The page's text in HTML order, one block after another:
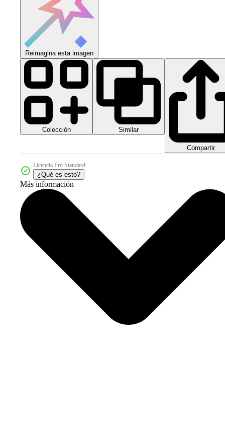
Reimagina esta imagen
Colección Similar
Compartir
Licencia Pro Standard
¿Qué es esto?
Más información